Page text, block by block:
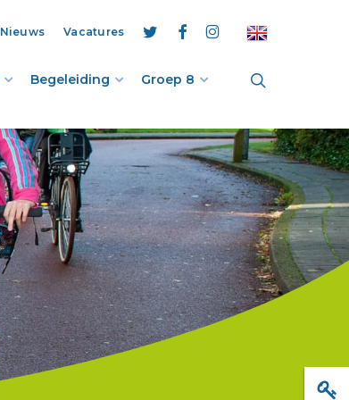
twitterfacebookinstagram
Nieuws Vacatures
Begeleiding Groep 8